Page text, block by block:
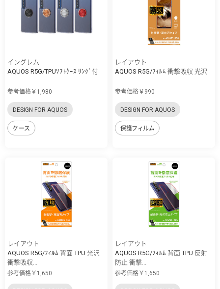
イングレム
AQUOS R5G/TPUｿﾌﾄｹｰｽ ﾘﾝｸﾞ付
参考価格￥1,980
DESIGN FOR AQUOS
ケース
レイアウト
AQUOS R5G/ﾌｨﾙﾑ 衝撃吸収 光沢
参考価格￥990
DESIGN FOR AQUOS
保護フィルム
レイアウト
AQUOS R5G/ﾌｨﾙﾑ 背面 TPU 光沢
衝撃吸収...
参考価格￥1,650
レイアウト
AQUOS R5G/ﾌｨﾙﾑ 背面 TPU 反射
防止 衝撃...
参考価格￥1,650